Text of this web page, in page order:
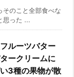
そのこと全部食べな
思った ...
ルーツバター
ークリームに
3種の果物が散